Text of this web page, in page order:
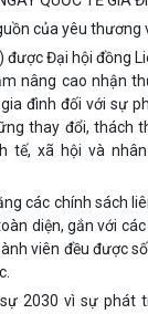
của yêu thương
được Đại hội đồng
nâng cao nhận
đình đối với sự
thay đổi, thách
tế, xã hội và
các chính sách
diện, gắn với
viên đều được
2030 vì sự phát